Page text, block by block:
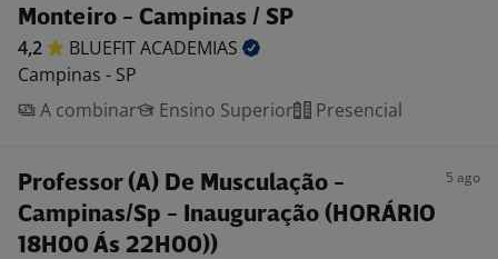
Monteiro - Campinas / SP
4,2 BLUEFITACADEMIAS
Campinas - SP
A combinar
Ensino Superior Presencial
Professor (A) De Musculação -
Campinas/Sp - Inauguração (HORÁRIO
18H00 Ás 22H00))
5 ago